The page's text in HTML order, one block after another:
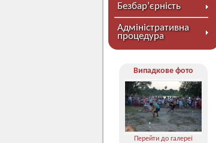
Безбар’єрність
Адміністративна
процедура
Випадкове фото
Перейти до галереї